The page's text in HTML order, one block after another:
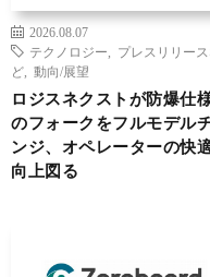
2026.08.07
テクノロジー
プレスリリース
ど
動向/展望
ロジスネクストが防爆仕
のフォークをフルモデル
ンジ、オペレーターの快
向上図る